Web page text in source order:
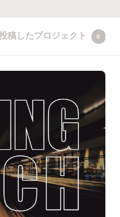
稿したプロジェクト 0